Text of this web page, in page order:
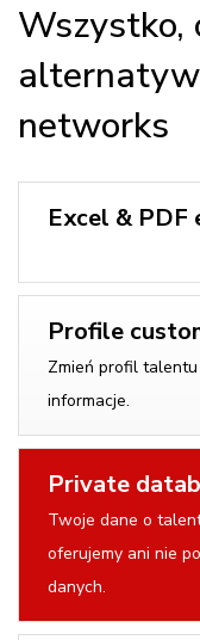
Wszystko,
networks
Excel &
Profile
Zmień profil
informacje.
Private
Twoje dane o
oferujemy ani nie
danych.